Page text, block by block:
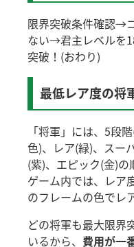
限界突破条件確認→
ない→君主レベルを
突破！(おわり)
最低レア度の将
「将軍」には、5段
色)、レア(緑)、スー
(紫)、エピック(金)の
ゲーム内では、レア
のフレームの色でレ
どの将軍も最大限界
いるから、 費用が一